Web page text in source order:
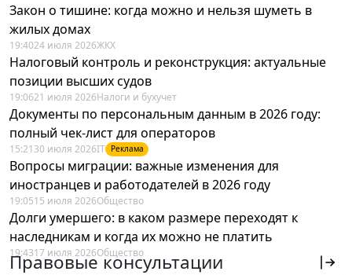
Закон о тишине: когда можно и нельзя шуметь в
жилых домах
19:4024 июля 2026ЖКХ
Налоговый контроль и реконструкция: актуальные
позиции высших судов
19:0621 июля 2026Налоги и бухучет
Документы по персональным данным в 2026 году:
полный чек-лист для операторов
15:21 30 июля 2026IT Реклама
Вопросы миграции: важные изменения для
иностранцев и работодателей в 2026 году
19:0515 июля 2026Общество
Долги умершего: в каком размере переходят к
наследникам и когда их можно не платить
19:4317 июля 2026Общество
Правовые консультации